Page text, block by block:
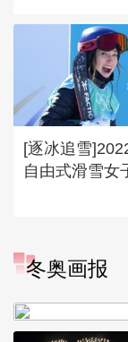
[逐冰追雪
自由式滑雪女
冬奥画报
[图]冬奥会冬